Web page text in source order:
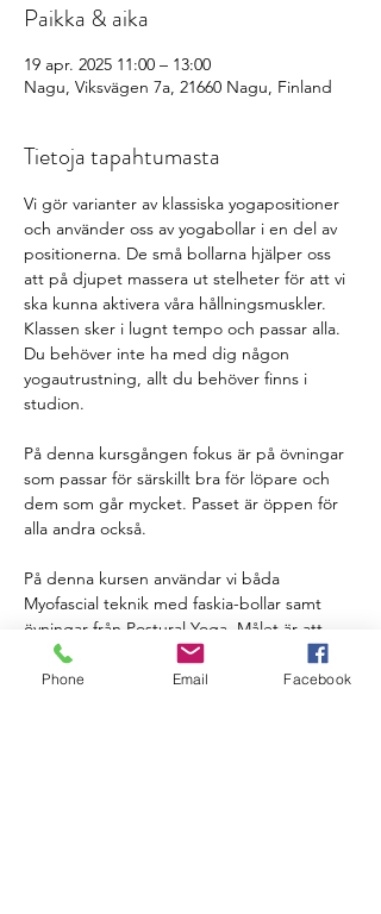
Paikka & aika
19 apr. 2025 11:00 – 13:00
Nagu, Viksvägen 7a, 21660 Nagu, Finland
Tietoja tapahtumasta
Vi gör varianter av klassiska yogapositioner
och använder oss av yogabollar i en del av
positionerna. De små bollarna hjälper oss
att på djupet massera ut stelheter för att vi
ska kunna aktivera våra hållningsmuskler.
Klassen sker i lugnt tempo och passar alla.
Du behöver inte ha med dig någon
yogautrustning, allt du behöver finns i
studion.
På denna kursgången fokus är på övningar
som passar för särskillt bra för löpare och
dem som går mycket. Passet är öppen för
alla andra också.
På denna kursen användar vi båda
Myofascial teknik med faskia-bollar samt
övningar från Postural Yoga. Målet är att
kroppen hittar sitt eget bra position och
hållningen och samtidigt släppa spänningar
Phone Email Facebook